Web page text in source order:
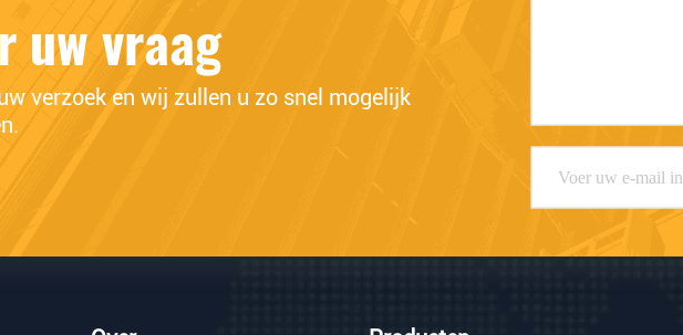
uw vraag
verzoek en wij zullen u zo snel mogelijk